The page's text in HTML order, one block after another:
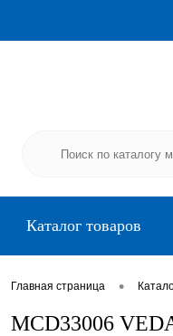
Каталог товаров
Главная страница •
MCD33006